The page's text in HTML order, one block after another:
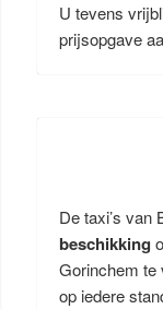
U tevens
prijsopgave
De taxi’s van
beschikking
Gorinchem te
op iedere